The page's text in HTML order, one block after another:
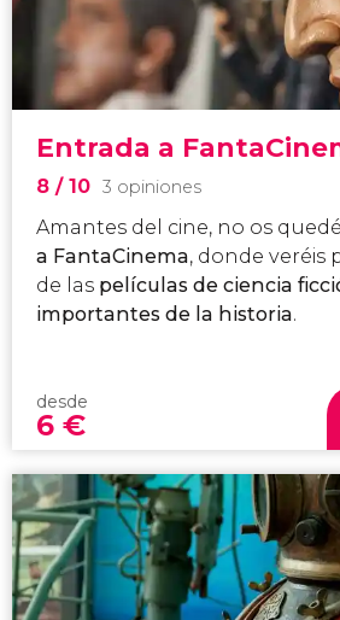
Entrada a
8 / 10 3 opiniones
Amantes del cine, no os
a FantaCinema, donde veréis
de las películas de ciencia
importantes de la historia.
desde
6 €